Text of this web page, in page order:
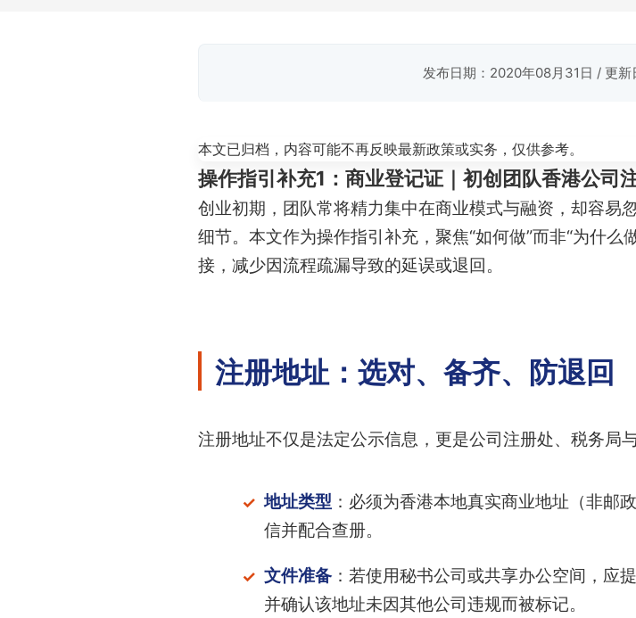
发布日期：2020年08月31日 / 更新
本文已归档，内容可能不再反映最新政策或实务，仅供参考。
操作指引补充1：商业登记证｜初创团队香港公司
创业初期，团队常将精力集中在商业模式与融资，却容易
细节。本文作为操作指引补充，聚焦“如何做”而非“为什
接，减少因流程疏漏导致的延误或退回。
注册地址：选对、备齐、防退回
注册地址不仅是法定公示信息，更是公司注册处、税务局
地址类型 ：必须为香港本地真实商业地址（非邮
信并配合查册。
文件准备：若使用秘书公司或共享办公空间，应
并确认该地址未因其他公司违规而被标记。